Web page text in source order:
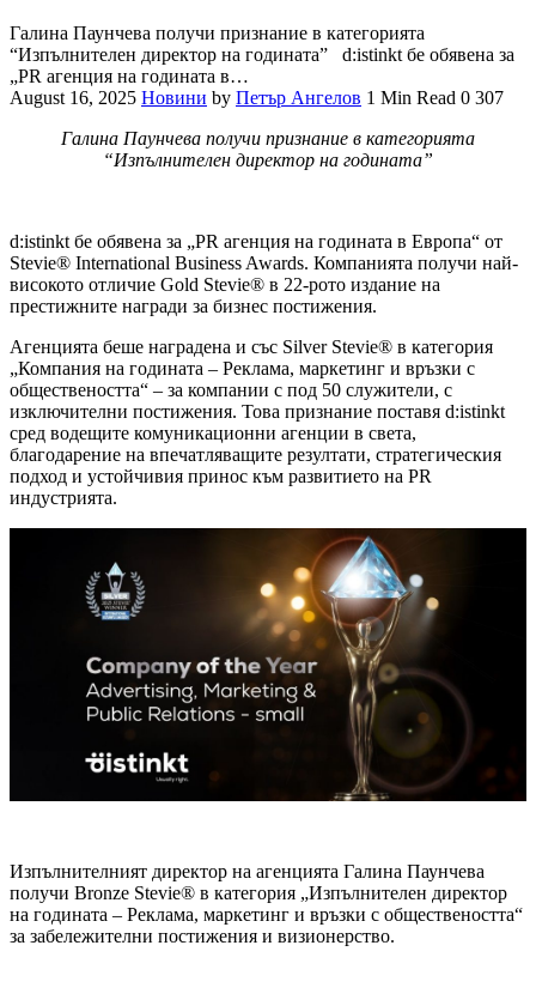
Галина Паунчева получи признание в категорията
“Изпълнителен директор на годината” d:istinkt бе обявена за
„PR агенция на годината в…
August 16, 2025 Новини by Петър Ангелов 1 Min Read 0 307
Галина Паунчева получи признание в категорията
“Изпълнителен директор на годината”
d:istinkt бе обявена за „PR агенция на годината в Европа“ от
Stevie® International Business Awards. Компанията получи най-
високото отличие Gold Stevie® в 22-рото издание на
престижните награди за бизнес постижения.
Агенцията беше наградена и със Silver Stevie® в категория
„Компания на годината – Реклама, маркетинг и връзки с
обществеността“ – за компании с под 50 служители, с
изключителни постижения. Това признание поставя d:istinkt
сред водещите комуникационни агенции в света,
благодарение на впечатляващите резултати, стратегическия
подход и устойчивия принос към развитието на PR
индустрията.
Изпълнителният директор на агенцията Галина Паунчева
получи Bronze Stevie® в категория „Изпълнителен директор
на годината – Реклама, маркетинг и връзки с обществеността“
за забележителни постижения и визионерство.